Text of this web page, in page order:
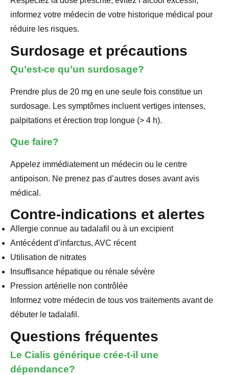
informez votre médecin de votre historique médical pour
réduire les risques.
Surdosage et précautions
Qu’est-ce qu’un surdosage?
Prendre plus de 20 mg en une seule fois constitue un
surdosage. Les symptômes incluent vertiges intenses,
palpitations et érection trop longue (> 4 h).
Que faire?
Appelez immédiatement un médecin ou le centre
antipoison. Ne prenez pas d’autres doses avant avis
médical.
Contre-indications et alertes
Allergie connue au tadalafil ou à un excipient
Antécédent d’infarctus, AVC récent
Utilisation de nitrates
Insuffisance hépatique ou rénale sévère
Pression artérielle non contrôlée
Informez votre médecin de tous vos traitements avant de
débuter le tadalafil.
Questions fréquentes
Le Cialis générique crée-t-il une
dépendance?